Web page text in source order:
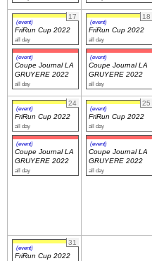
17
(event)
FriRun Cup 2022
all day
(event)
Coupe Journal LA
GRUYERE 2022
all day
18
(event)
FriRun Cup 2022
all day
(event)
Coupe Journal LA
GRUYERE 2022
all day
24
(event)
FriRun Cup 2022
all day
(event)
Coupe Journal LA
GRUYERE 2022
all day
25
(event)
FriRun Cup 2022
all day
(event)
Coupe Journal LA
GRUYERE 2022
all day
31
(event)
FriRun Cup 2022